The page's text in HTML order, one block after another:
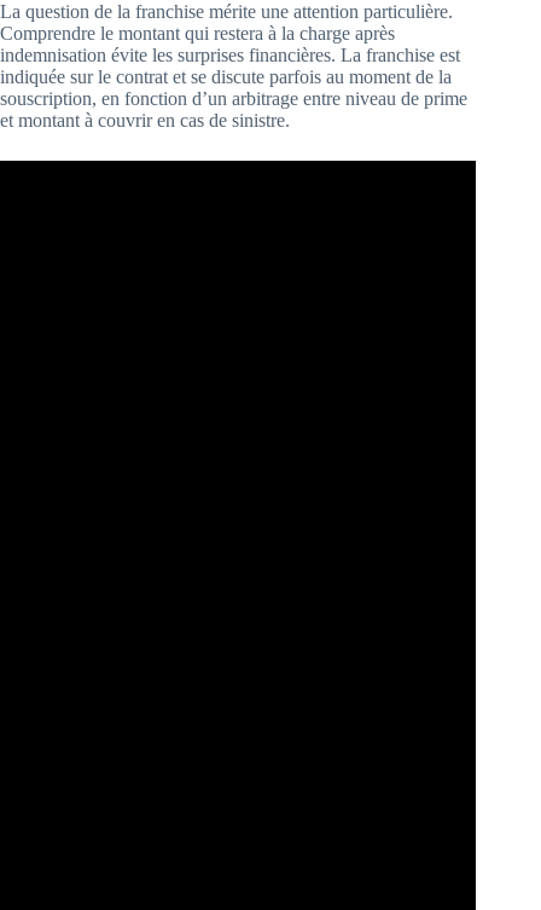
La question de la franchise mérite une attention particulière.
Comprendre le montant qui restera à la charge après
indemnisation évite les surprises financières. La franchise est
indiquée sur le contrat et se discute parfois au moment de la
souscription, en fonction d’un arbitrage entre niveau de prime
et montant à couvrir en cas de sinistre.